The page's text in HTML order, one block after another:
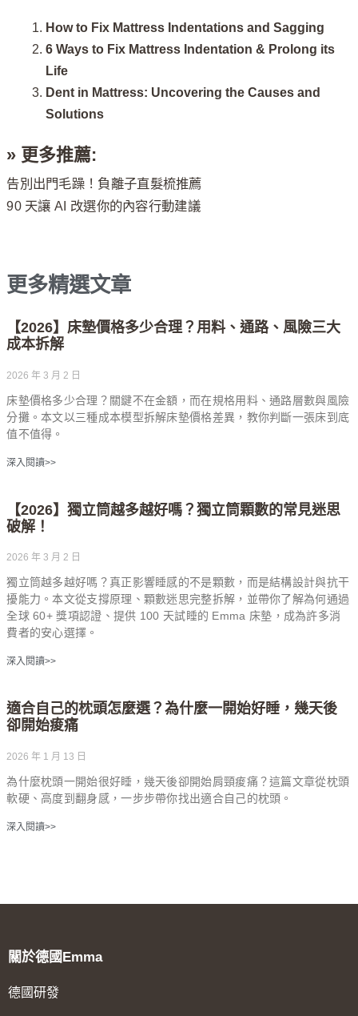
How to Fix Mattress Indentations and Sagging
6 Ways to Fix Mattress Indentation & Prolong its
Life
Dent in Mattress: Uncovering the Causes and
Solutions
» 更多推薦:
告別出門毛躁！負離子直髮梳推薦
90 天讓 AI 改選你的內容行動建議
更多精選文章
【2026】床墊價格多少合理？用料、通路、風險三大
成本拆解
2026 年 3 月 2 日
床墊價格多少合理？關鍵不在金額，而在規格用料、通路層數與風險
分攤。本文以三種成本模型拆解床墊價格差異，教你判斷一張床到底
值不值得。
深入閱讀>>
【2026】獨立筒越多越好嗎？獨立筒顆數的常見迷思
破解！
2026 年 3 月 2 日
獨立筒越多越好嗎？真正影響睡感的不是顆數，而是結構設計與抗干
擾能力。本文從支撐原理、顆數迷思完整拆解，並帶你了解為何通過
全球 60+ 獎項認證、提供 100 天試睡的 Emma 床墊，成為許多消
費者的安心選擇。
深入閱讀>>
適合自己的枕頭怎麼選？為什麼一開始好睡，幾天後
卻開始痠痛
2026 年 1 月 13 日
為什麼枕頭一開始很好睡，幾天後卻開始肩頸痠痛？這篇文章從枕頭
軟硬、高度到翻身感，一步步帶你找出適合自己的枕頭。
深入閱讀>>
關於德國Emma
德國研發